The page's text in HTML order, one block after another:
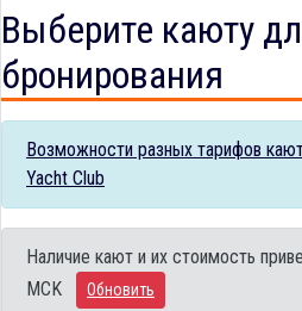
Выберите каюту
бронирования
Возможности разных тарифов
Yacht Club
Наличие кают и их стоимость
MCK
Обновить